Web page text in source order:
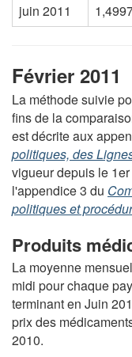
juin 2011
Février 2011
La méthode suivie
fins de la
est décrite aux
politiques, des
vigueur depuis le
l'appendice 3 du
politiques et
Produits
La moyenne
midi pour chaque
terminant en Juin
prix des
2010.